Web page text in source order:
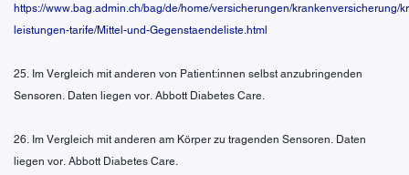
https://www.bag.admin.ch/bag/de/home/versicherungen/krankenversicherung/
leistungen-tarife/Mittel-und-Gegenstaendeliste.html
25. Im Vergleich mit anderen von Patient:innen selbst anzubringenden
Sensoren. Daten liegen vor. Abbott Diabetes Care.
26. Im Vergleich mit anderen am Körper zu tragenden Sensoren. Daten
liegen vor. Abbott Diabetes Care.